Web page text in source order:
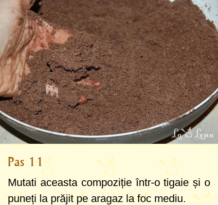
Pas 11
Mutati aceasta compoziție într-o tigaie și o
puneți la prăjit pe aragaz la foc mediu.